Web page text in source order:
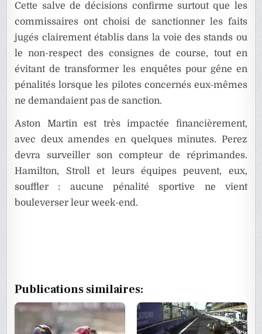
Cette salve de décisions confirme surtout que les
commissaires ont choisi de sanctionner les faits
jugés clairement établis dans la voie des stands ou
le non-respect des consignes de course, tout en
évitant de transformer les enquêtes pour gêne en
pénalités lorsque les pilotes concernés eux-mêmes
ne demandaient pas de sanction.
Aston Martin est très impactée financièrement,
avec deux amendes en quelques minutes. Perez
devra surveiller son compteur de réprimandes.
Hamilton, Stroll et leurs équipes peuvent, eux,
souffler : aucune pénalité sportive ne vient
bouleverser leur week-end.
Publications similaires: